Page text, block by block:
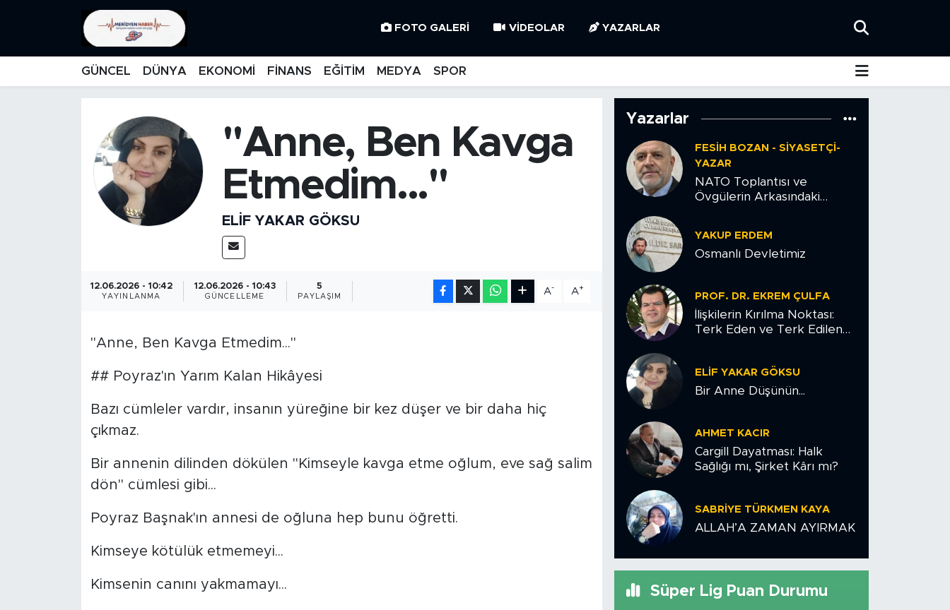
FOTO GALERI VIDEOLAR YAZARLAR
GÜNCEL DÜNYA EKONOMİ FİNANS EĞİTİM MEDYA SPOR
"Anne, Ben Kavga
Etmedim..."
ELIF YAKAR GÖKSU
12.06.2026 - 10:42
YAYINLANMA
12.06.2026 - 10:43
GÜNCELLEME
5
PAYLAŞIM
A- A+
"Anne, Ben Kavga Etmedim..."
## Poyraz'ın Yarım Kalan Hikâyesi
Bazı cümleler vardır, insanın yüreğine bir kez düşer ve bir daha hiç
çıkmaz.
Bir annenin dilinden dökülen "Kimseyle kavga etme oğlum, eve sağ salim
dön" cümlesi gibi...
Poyraz Başnak'ın annesi de oğluna hep bunu öğretti.
Kimseye kötülük etmemeyi...
Kimsenin canını yakmamayı...
Yazarlar
FESIH BOZAN - SIYASETÇI-
YAZAR
NATO Toplantısı ve
Övgülerin Arkasındaki
YAKUP ERDEM
Osmanlı Devletimiz
PROF. DR. EKREM ÇULFA
İlişkilerin Kırılma Noktası:
Terk Eden ve Terk Edilen
ELIF YAKAR GÖKSU
Bir Anne Düşünün...
AHMET KACIR
Cargill Dayatması: Halk
Sağlığı mı, Şirket Kârı mı?
SABRIYE TÜRKMEN KAYA
ALLAH’A ZAMAN AYIRMAK
Süper Lig Puan Durumu
EĞİTİM
BİLİM-TEKNOLOJİ
RÖPÖRTAJ
YAZARLAR
Hava Durumu
İstanbul Namaz Vakitleri
Trafik Durumu
Süper Lig Puan Durumu ve Fikstür